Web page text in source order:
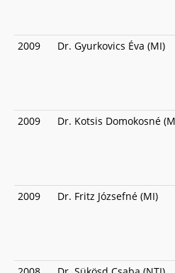
2009 Dr. Gyurkovics Éva (MI)
2009 Dr. Kotsis Domokosné
2009 Dr. Fritz Józsefné (MI)